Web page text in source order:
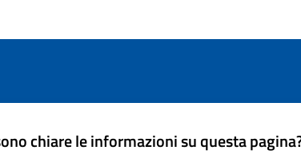
chiare le informazioni su questa